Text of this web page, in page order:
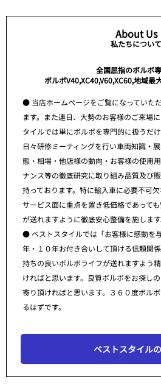
About Us
私たちについて
全国屈指のボルボ
ボルボV40,XC40,V60,XC60,地域最
● 当店ホームページをご覧になっていた
ます。また連日、大勢のお客様のご来場
タイルでは単にボルボを専門的に扱うだ
日々研修ミーティングを行い車両知識・
態・相場・他店様の動向・お客様の使用
ナンス等の徹底研究に取り組み品質及び
持っております。特に輸入車に必要不可
サービス面に重点を置き低価格であって
が送れますように徹底安心整備を施します
● ベストスタイルでは「お客様に感動を
年・１０年お付き合いして頂ける信頼関
持ちの良いボルボライフが送れますよう
ければと思います。良質ボルボをお探し
寄り頂ければと思います。３６０度ボル
るはずです。
ベストスタイル